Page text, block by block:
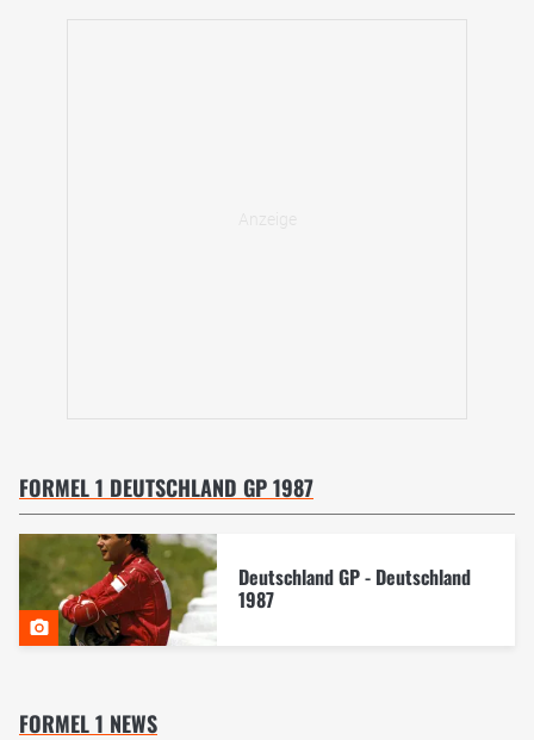
FORMEL 1 DEUTSCHLAND GP 1987
Deutschland GP - Deutschland
1987
FORMEL 1 NEWS